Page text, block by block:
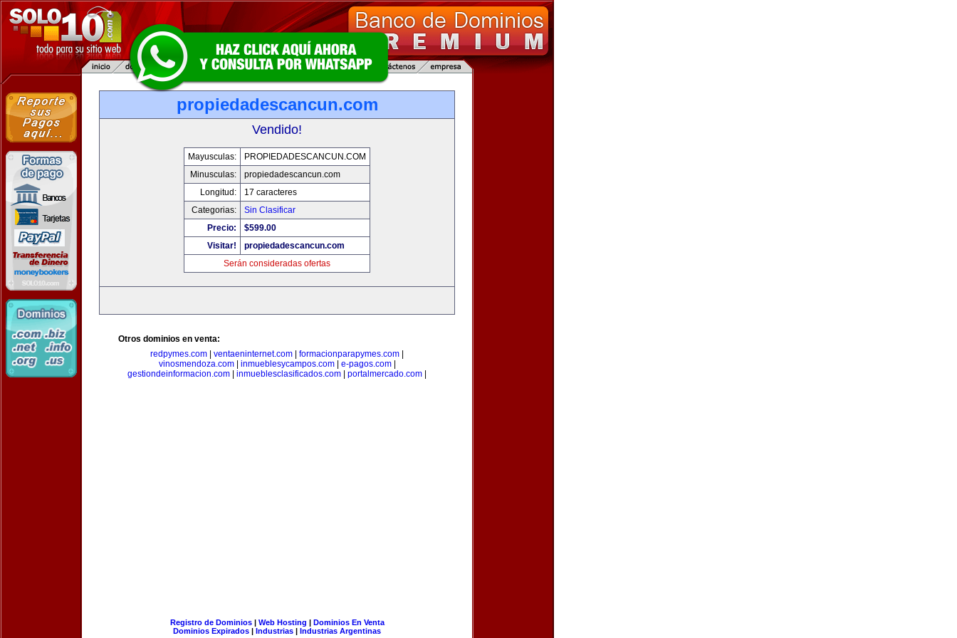
propiedadescancun.com
Vendido!
Mayusculas:
PROPIEDADESCANCUN.COM
Minusculas:
propiedadescancun.com
Longitud:
17 caracteres
Categorias:
Sin Clasificar
Precio:
$599.00
Visitar!
propiedadescancun.com
Serán consideradas ofertas
Otros dominios en venta:
redpymes.com
ventaeninternet.com formacionparapymes.com
vinosmendoza.com| inmueblesycampos.com| e-pagos.com|
gestiondeinformacion.com
inmueblesclasificados.com portalmercado.com
Registro de Dominios| Web Hosting | Dominios En Venta
Dominios Expirados | Industrias | Industrias Argentinas